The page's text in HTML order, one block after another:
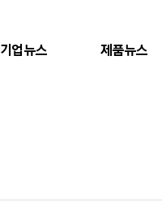
기업뉴스 제품뉴스